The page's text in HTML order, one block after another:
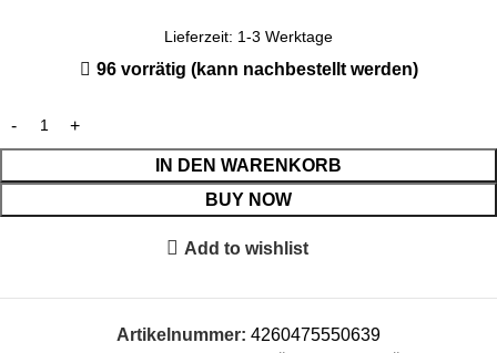
Lieferzeit: 1-3 Werktage
96 vorrätig (kann nachbestellt werden)
IN DEN WARENKORB
BUY NOW
Add to wishlist
Artikelnummer: 4260475550639